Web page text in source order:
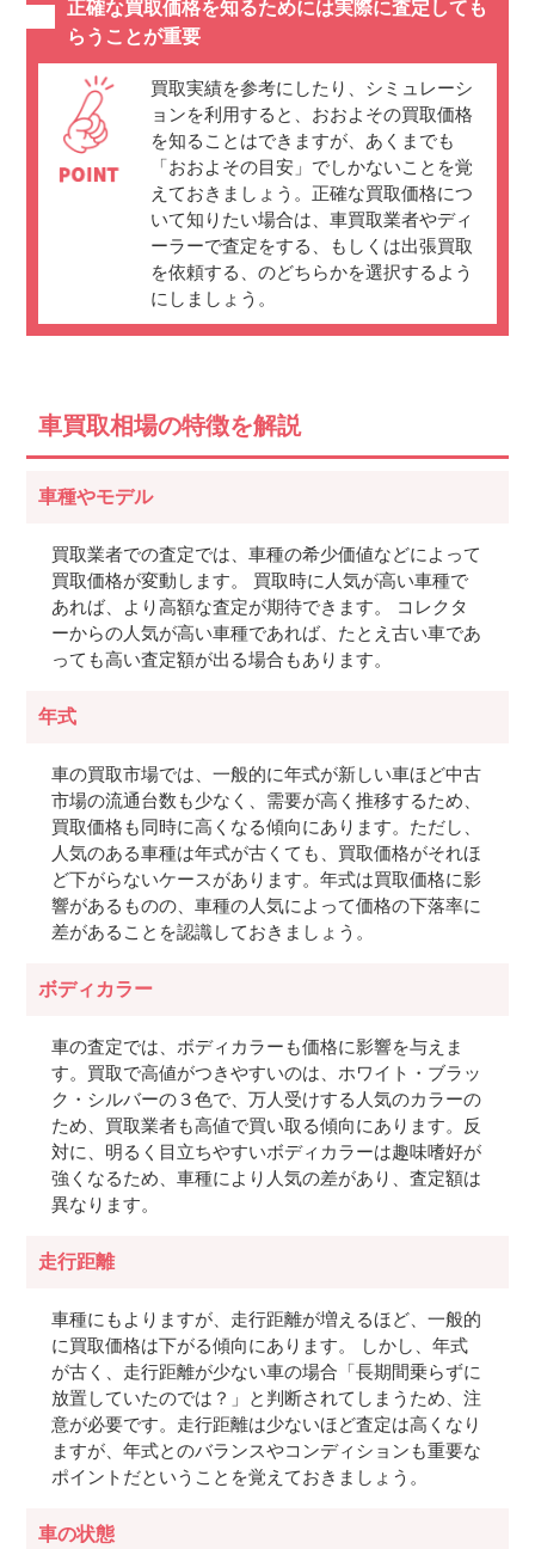
正確な買取価格を知るためには実際に査定しても
らうことが重要
買取実績を参考にしたり、シミュレーシ
ョンを利用すると、おおよその買取価格
を知ることはできますが、あくまでも
「おおよその目安」でしかないことを覚
えておきましょう。正確な買取価格につ
いて知りたい場合は、車買取業者やディ
ーラーで査定をする、もしくは出張買取
を依頼する、のどちらかを選択するよう
にしましょう。
車買取相場の特徴を解説
車種やモデル
買取業者での査定では、車種の希少価値などによって
買取価格が変動します。 買取時に人気が高い車種で
あれば、より高額な査定が期待できます。 コレクタ
ーからの人気が高い車種であれば、たとえ古い車であ
っても高い査定額が出る場合もあります。
年式
車の買取市場では、一般的に年式が新しい車ほど中古
市場の流通台数も少なく、需要が高く推移するため、
買取価格も同時に高くなる傾向にあります。ただし、
人気のある車種は年式が古くても、買取価格がそれほ
ど下がらないケースがあります。年式は買取価格に影
響があるものの、車種の人気によって価格の下落率に
差があることを認識しておきましょう。
ボディカラー
車の査定では、ボディカラーも価格に影響を与えま
す。買取で高値がつきやすいのは、ホワイト・ブラッ
ク・シルバーの３色で、万人受けする人気のカラーの
ため、買取業者も高値で買い取る傾向にあります。反
対に、明るく目立ちやすいボディカラーは趣味嗜好が
強くなるため、車種により人気の差があり、査定額は
異なります。
走行距離
車種にもよりますが、走行距離が増えるほど、一般的
に買取価格は下がる傾向にあります。 しかし、年式
が古く、走行距離が少ない車の場合「長期間乗らずに
放置していたのでは？」と判断されてしまうため、注
意が必要です。走行距離は少ないほど査定は高くなり
ますが、年式とのバランスやコンディションも重要な
ポイントだということを覚えておきましょう。
車の状態